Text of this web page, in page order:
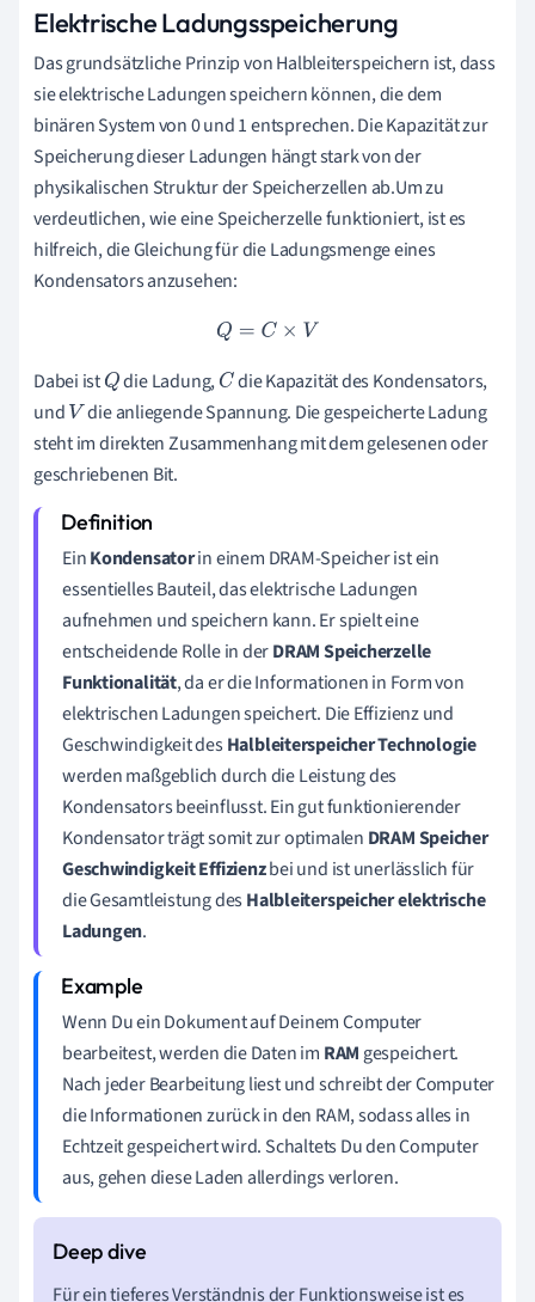
Elektrische Ladungsspeicherung
Das grundsätzliche Prinzip von Halbleiterspeichern ist, dass
sie elektrische Ladungen speichern können, die dem
binären System von 0 und 1 entsprechen. Die Kapazität zur
Speicherung dieser Ladungen hängt stark von der
physikalischen Struktur der Speicherzellen ab.Um zu
verdeutlichen, wie eine Speicherzelle funktioniert, ist es
hilfreich, die Gleichung für die Ladungsmenge eines
Kondensators anzusehen:
Q =C× V
Dabei istQ die Ladung,C die Kapazität des Kondensators,
und V die anliegende Spannung. Die gespeicherte Ladung
steht im direkten Zusammenhang mit dem gelesenen oder
geschriebenen Bit.
EinKondensatorin einem DRAM-Speicher ist ein
essentielles Bauteil, das elektrische Ladungen
aufnehmen und speichern kann. Er spielt eine
entscheidende Rolle in derDRAM Speicherzelle
Funktionalität, da er die Informationen in Form von
elektrischen Ladungen speichert. Die Effizienz und
Geschwindigkeit desHalbleiterspeicher Technologie
werden maßgeblich durch die Leistung des
Kondensators beeinflusst. Ein gut funktionierender
Kondensator trägt somit zur optimalen DRAM Speicher
Geschwindigkeit Effizienzbei und ist unerlässlich für
die Gesamtleistung desHalbleiterspeicher elektrische
Ladungen.
Wenn Du ein Dokument auf Deinem Computer
bearbeitest, werden die Daten im RAM gespeichert.
Nach jeder Bearbeitung liest und schreibt der Computer
die Informationen zurück in den RAM, sodass alles in
Echtzeit gespeichert wird. Schaltets Du den Computer
aus, gehen diese Laden allerdings verloren.
Für ein tieferes Verständnis der Funktionsweise ist es